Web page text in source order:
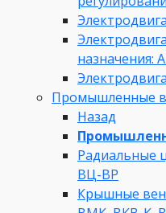
Промышленные
Назад
Радиальные
ВЦ-ВР
Крышные